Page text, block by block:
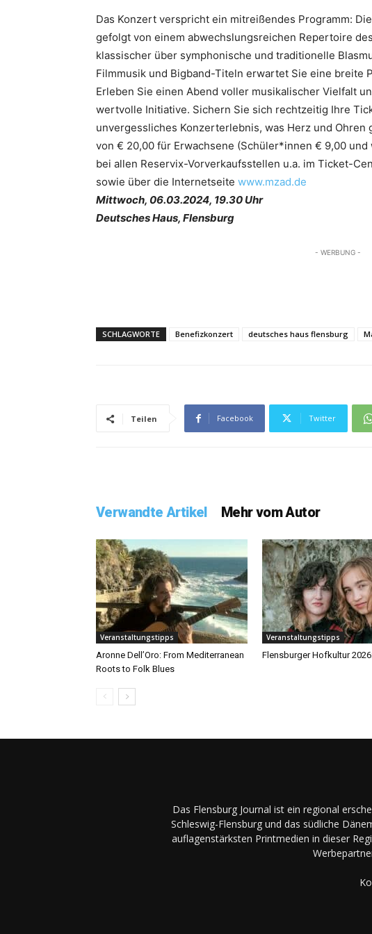
Das Konzert verspricht ein mitreißendes Programm:
gefolgt von einem abwechslungsreichen Repertoire
klassischer über symphonische und traditionelle
Filmmusik und Bigband-Titeln erwartet Sie eine breite
Erleben Sie einen Abend voller musikalischer Vielfalt
wertvolle Initiative. Sichern Sie sich rechtzeitig Ihre
unvergessliches Konzerterlebnis, was Herz und
von € 20,00 für Erwachsene (Schüler*innen € 9,00
bei allen Reservix-Vorverkaufsstellen u.a. im Ticket-
sowie über die Internetseite www.mzad.de
Mittwoch, 06.03.2024, 19.30 Uhr
Deutsches Haus, Flensburg
- WERBUNG -
SCHLAGWORTE Benefizkonzert deutsches haus flensburg
Teilen Facebook Twitter
Verwandte Artikel Mehr vom Autor
Veranstaltungstipps
Aronne Dell’Oro: From Mediterranean
Roots to Folk Blues
Veranstaltungstipps
Flensburger Hofkultur
Das Flensburg Journal ist ein regional
Schleswig-Flensburg und das südliche
auflagenstärksten Printmedien in dieser